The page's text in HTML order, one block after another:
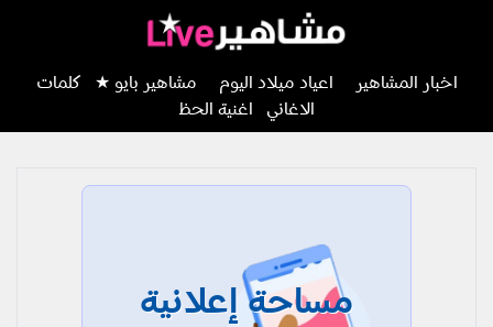
اخبار المشاهير اعياد ميلاد اليوم مشاهير بايو ★
كلمات
الاغاني
اغنية الحظ
مساحة إعلانية